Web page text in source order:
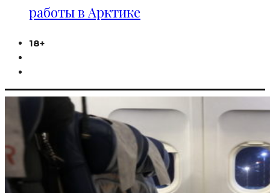
работы в Арктике
18+